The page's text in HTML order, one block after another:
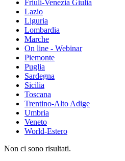
Friuli-Venezia Giulia
Lazio
Liguria
Lombardia
Marche
On line - Webinar
Piemonte
Puglia
Sardegna
Sicilia
Toscana
Trentino-Alto Adige
Umbria
Veneto
World-Estero
Non ci sono risultati.